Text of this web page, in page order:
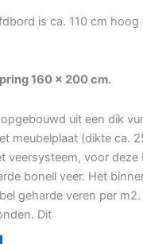
is ca. 110 cm hoog
160 x 200 cm.
uit een dik
meubelplaat (dikte ca.
veersysteem, voor
bonell veer. Het
geharde veren per
Dit